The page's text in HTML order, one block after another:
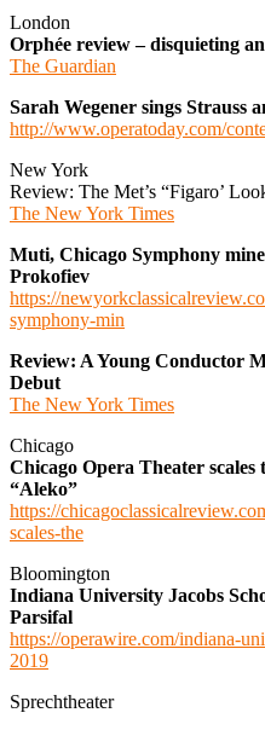
London
Orphée review – disquieting
The Guardian
Sarah Wegener sings Strauss
http://www.operatoday.com/
New York
Review: The Met’s “Figaro’
The New York Times
Muti, Chicago Symphony
Prokofiev
https://
symphony-min
Review: A Young Conductor
Debut
The New York Times
Chicago
Chicago Opera Theater
“Aleko”
https://
scales-the
Bloomington
Indiana University Jacobs
Parsifal
https://operawire.com/indiana-
2019
Sprechtheater